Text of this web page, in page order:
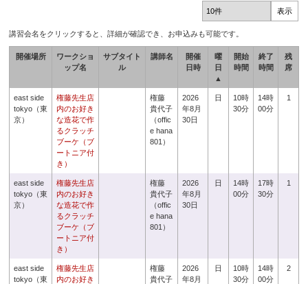
講習会名をクリックすると、詳細が確認でき、お申込みも可能です。
開催場所
ワークショ
ップ名
サブタイト
ル
講師名
開催
日時
曜
日
▲
開始
時間
終了
時間
残
席
east side
tokyo（東
京）
権藤先生店
内のお好き
な造花で作
るクラッチ
ブーケ（ブ
ートニア付
き）
権藤
貴代子
（offic
e hana
801）
2026
年8月
30日
日
10時
30分
14時
00分
1
east side
tokyo（東
京）
権藤先生店
内のお好き
な造花で作
るクラッチ
ブーケ（ブ
ートニア付
き）
権藤
貴代子
（offic
e hana
801）
2026
年8月
30日
日
14時
00分
17時
30分
1
east side
tokyo（東
権藤先生店
内のお好き
権藤
貴代子
2026
年8月
日
10時
30分
14時
00分
2